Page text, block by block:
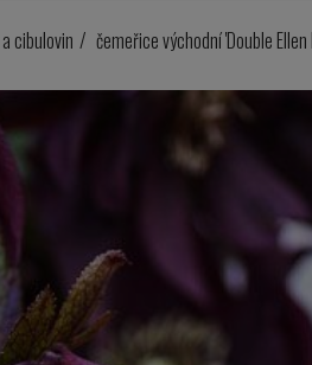
cibulovin čemeřice východní 'Double